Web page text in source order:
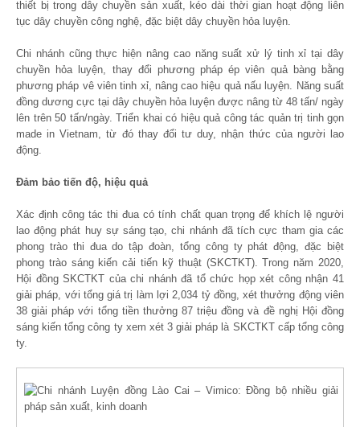
thiết bị trong dây chuyền sản xuất, kéo dài thời gian hoạt động liên
tục dây chuyền công nghệ, đặc biệt dây chuyền hỏa luyện.
Chi nhánh cũng thực hiện nâng cao năng suất xử lý tinh xỉ tại dây
chuyền hỏa luyện, thay đổi phương pháp ép viên quả bàng bằng
phương pháp vê viên tinh xỉ, nâng cao hiệu quả nấu luyện. Năng suất
đồng dương cực tại dây chuyền hỏa luyện được nâng từ 48 tấn/ ngày
lên trên 50 tấn/ngày. Triển khai có hiệu quả công tác quản trị tinh gọn
made in Vietnam, từ đó thay đổi tư duy, nhận thức của người lao
động.
Đảm bảo tiến độ, hiệu quả
Xác định công tác thi đua có tính chất quan trọng để khích lệ người
lao động phát huy sự sáng tạo, chi nhánh đã tích cực tham gia các
phong trào thi đua do tập đoàn, tổng công ty phát động, đặc biệt
phong trào sáng kiến cải tiến kỹ thuật (SKCTKT). Trong năm 2020,
Hội đồng SKCTKT của chi nhánh đã tổ chức họp xét công nhận 41
giải pháp, với tổng giá trị làm lợi 2,034 tỷ đồng, xét thưởng động viên
38 giải pháp với tổng tiền thưởng 87 triệu đồng và đề nghị Hội đồng
sáng kiến tổng công ty xem xét 3 giải pháp là SKCTKT cấp tổng công
ty.